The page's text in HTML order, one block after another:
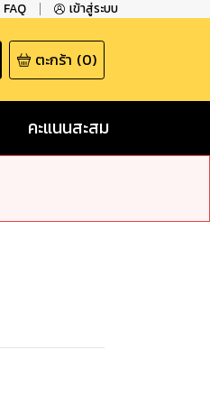
FAQ เข้าสู่ระบบ
ตะกร้า (0)
คะแนนสะสม